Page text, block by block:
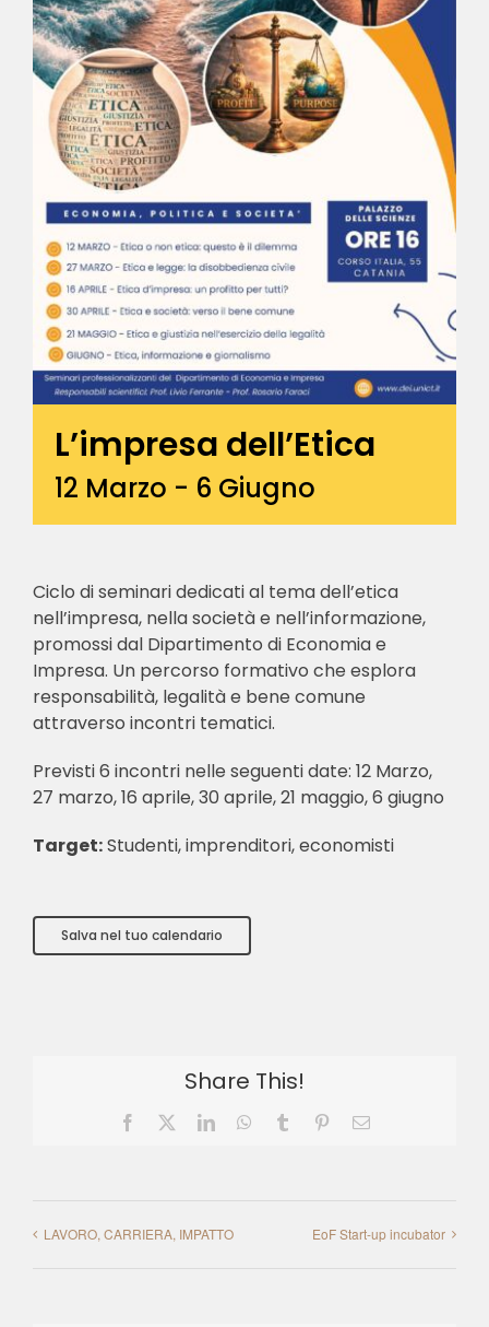
L’impresa dell’Etica
12 Marzo - 6 Giugno
Ciclo di seminari dedicati al tema dell’etica
nell’impresa, nella società e nell’informazione,
promossi dal Dipartimento di Economia e
Impresa. Un percorso formativo che esplora
responsabilità, legalità e bene comune
attraverso incontri tematici.
Previsti 6 incontri nelle seguenti date: 12 Marzo,
27 marzo, 16 aprile, 30 aprile, 21 maggio, 6 giugno
Target:Studenti, imprenditori, economisti
Salva nel tuo calendario
Share This!
Facebook LinkedInWhatsApp
Tumblr PinterestEmail
LAVORO, CARRIERA, IMPATTO EoF Start-up incubator